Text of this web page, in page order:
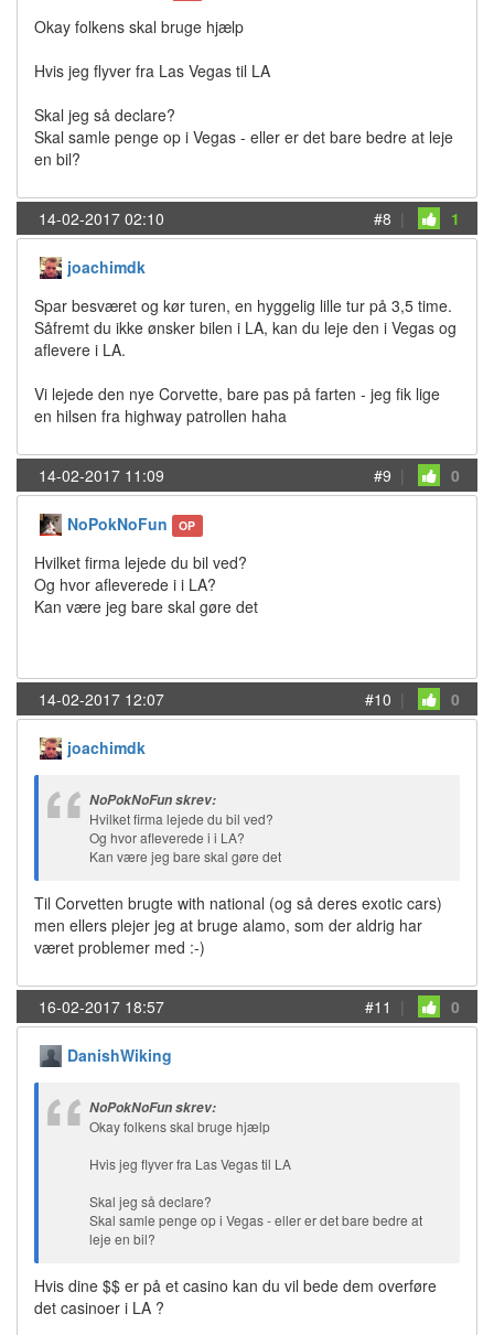
Okay folkens skal bruge hjælp
Hvis jeg flyver fra Las Vegas til LA
Skal jeg så declare?
Skal samle penge op i Vegas - eller er det bare bedre at leje
en bil?
14-02-2017 02:10 #8 | 1
joachimdk
Spar besværet og kør turen, en hyggelig lille tur på 3,5 time.
Såfremt du ikke ønsker bilen i LA, kan du leje den i Vegas og
aflevere i LA.
Vi lejede den nye Corvette, bare pas på farten - jeg fik lige
en hilsen fra highway patrollen haha
14-02-2017 11:09 #9 | 0
NoPokNoFun OP
Hvilket firma lejede du bil ved?
Og hvor afleverede i i LA?
Kan være jeg bare skal gøre det
14-02-2017 12:07 #10 | 0
joachimdk
NoPokNoFun skrev:
Hvilket firma lejede du bil ved?
Og hvor afleverede i i LA?
Kan være jeg bare skal gøre det
Til Corvetten brugte with national (og så deres exotic cars)
men ellers plejer jeg at bruge alamo, som der aldrig har
været problemer med :-)
16-02-2017 18:57 #11 | 0
DanishWiking
NoPokNoFun skrev:
Okay folkens skal bruge hjælp
Hvis jeg flyver fra Las Vegas til LA
Skal jeg så declare?
Skal samle penge op i Vegas - eller er det bare bedre at
leje en bil?
Hvis dine $$ er på et casino kan du vil bede dem overføre
det casinoer i LA ?